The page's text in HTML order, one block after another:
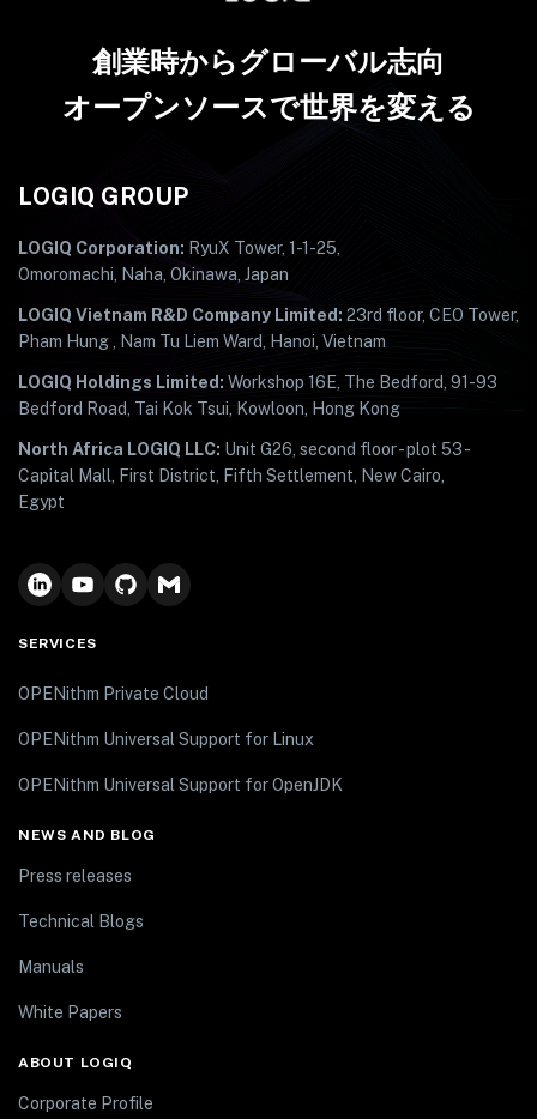
創業時からグローバル志向
オープンソースで世界を変える
LOGIQ GROUP
LOGIQ Corporation: RyuX Tower, 1-1-25,
Omoromachi, Naha, Okinawa, Japan
LOGIQ Vietnam R&D Company Limited: 23rd floor, CEO Tower,
Pham Hung , Nam Tu Liem Ward, Hanoi, Vietnam
LOGIQ Holdings Limited: Workshop 16E, The Bedford, 91-93
Bedford Road, Tai Kok Tsui, Kowloon, Hong Kong
North Africa LOGIQ LLC: Unit G26, second floor - plot 53 -
Capital Mall, First District, Fifth Settlement, New Cairo,
Egypt
SERVICES
OPENithm Private Cloud
OPENithm Universal Support for Linux
OPENithm Universal Support for OpenJDK
NEWS AND BLOG
Press releases
Technical Blogs
Manuals
White Papers
ABOUT LOGIQ
Corporate Profile